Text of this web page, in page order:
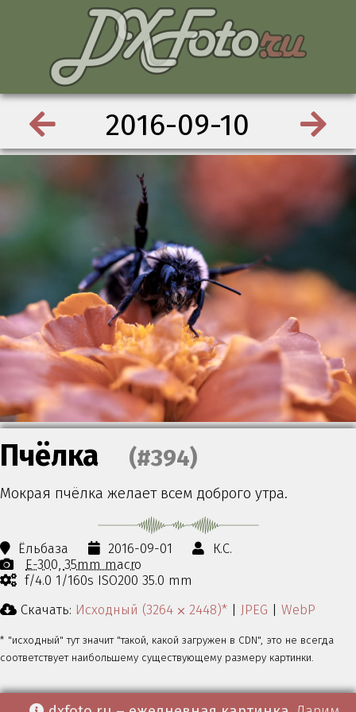
2016-09-10
Пчёлка (#394)
Мокрая пчёлка желает всем доброго утра.
Ёльбаза 2016-09-01
К.С.
E-300 35mm macro
f/4.0 1/160s ISO200 35.0 mm
Скачать: Исходный (3264 ⨉ 2448)* | JPEG | WebP
* "исходный" тут значит "такой, какой загружен в CDN", это не всегда
соответствует наибольшему существующему размеру картинки.